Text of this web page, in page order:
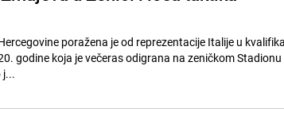
poražena je od reprezentacije Italije u
godine koja je večeras odigrana na zeničkom Stadionu
j...